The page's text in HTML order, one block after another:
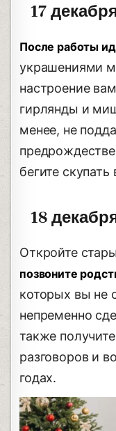
17
После работы
украшениями
настроение
гирлянды и
менее, не
бегите скупать
18
Откройте
позвоните
которых вы не
непременно
также
разговоров и
годах.